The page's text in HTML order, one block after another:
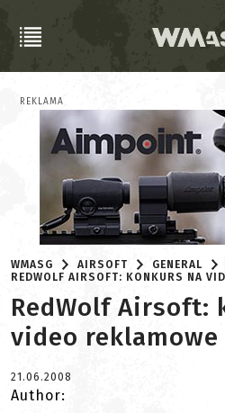
REKLAMA
WMASG AIRSOFT
GENERAL
REDWOLF AIRSOFT: KONKURS NA
RedWolf Airsoft:
video reklamowe
21.06.2008
Author: